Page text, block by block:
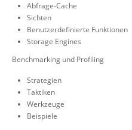
Abfrage-Cache
Sichten
Benutzerdefinierte Funktionen
Storage Engines
Benchmarking und Profiling
Strategien
Taktiken
Werkzeuge
Beispiele